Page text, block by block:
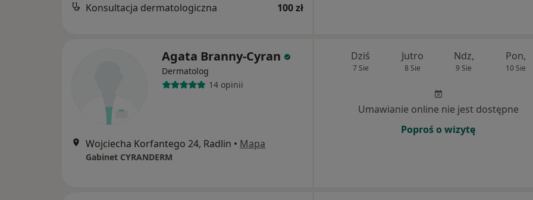
Konsultacja dermatologiczna 100 zł
Agata Branny-Cyran
Dermatolog
14 opinii
Wojciecha Korfantego 24, Radlin • Mapa
Gabinet CYRANDERM
Dziś
7 Sie
Jutro
8 Sie
Ndz,
9 Sie
Pon,
10 Sie
Umawianie online nie jest dostępne
Poproś o wizytę